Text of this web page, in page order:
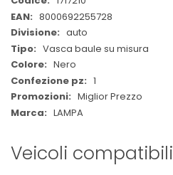
Informazioni8000692255728
auto
Vasca baule su misura
Nero
1
Miglior Prezzo
LAMPA
Veicoli compatibili